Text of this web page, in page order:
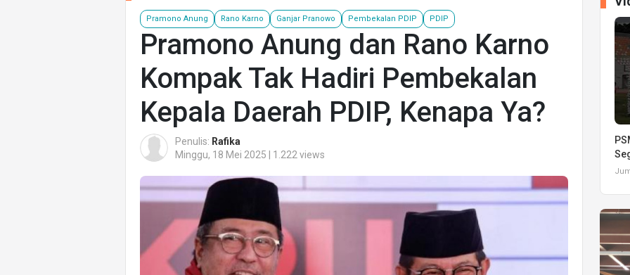
Pramono Anung Rano Karno Ganjar Pranowo Pembekalan PDIP PDIP
Pramono Anung dan Rano Karno
Kompak Tak Hadiri Pembekalan
Kepala Daerah PDIP, Kenapa Ya?
Penulis: Rafika
Minggu, 18 Mei 2025 | 1.222 views